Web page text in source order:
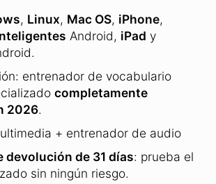
, Linux, Mac OS, iPhone,
Android, iPad y
entrenador de vocabulario
completamente
2026.
+ entrenador de audio
devolución de 31 días: prueba el
sin ningún riesgo.